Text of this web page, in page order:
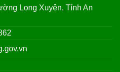
Long Xuyên, Tỉnh An